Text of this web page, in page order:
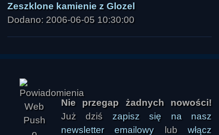
Zeszklone kamienie z Glozel
Dodano: 2006-06-05 10:30:00
Nie przegap żadnych nowości!
Już dziś zapisz się na nasz
newsletter emailowy lubwłącz